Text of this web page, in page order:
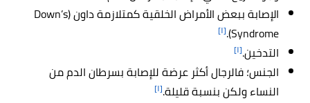
الإصابة ببعض الأمراض الخلقية كمتلازمة داون (Down’s
Syndrome). [١]
التدخين.[١]
الجنس؛ فالرجال أكثر عرضة للإصابة بسرطان الدم من
النساء ولكن بنسبة قليلة.[١]